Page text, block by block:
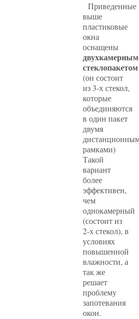
Приведенные
выше
пластиковые
окна
оснащены
двухкамерным
стеклопакетом
(он состоит
из 3-х стекол,
которые
объединяются
в один пакет
двумя
рамками)
Такой
вариант
более
эффективен,
чем
однокамерный
(состоит из
2-х стекол), в
условиях
повышенной
влажности, а
так же
решает
проблему
запотевания
окон.